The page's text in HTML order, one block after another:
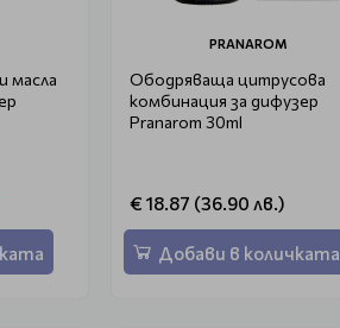
масла
PRANAROM
Ободряваща цитрусова
комбинация за дифузер
Pranarom 30ml
€ 18.87 (36.90 лв.)
Добави в количката